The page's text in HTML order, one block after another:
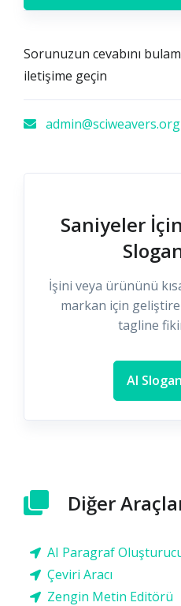
Sorunuzun cevabını
iletişime geçin
admin@sciweavers.org
Saniyeler
İşini veya ürününü
markan için
tagline
AI
Diğer
AI Paragraf
Çeviri Aracı
Zengin Metin Editörü